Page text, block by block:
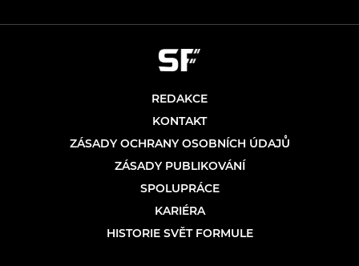
REDAKCE
KONTAKT
ZÁSADY OCHRANY OSOBNÍCH ÚDAJŮ
ZÁSADY PUBLIKOVÁNÍ
SPOLUPRÁCE
KARIÉRA
HISTORIE SVĚT FORMULE